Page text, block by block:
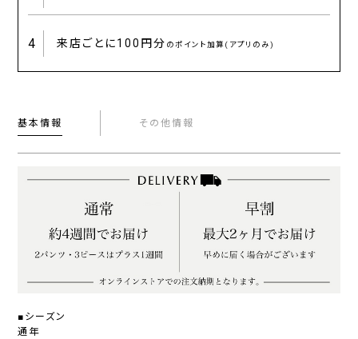
4 来店ごとに100円分 のポイント加算(アプリのみ)
基本情報 その他情報
■シーズン
通年